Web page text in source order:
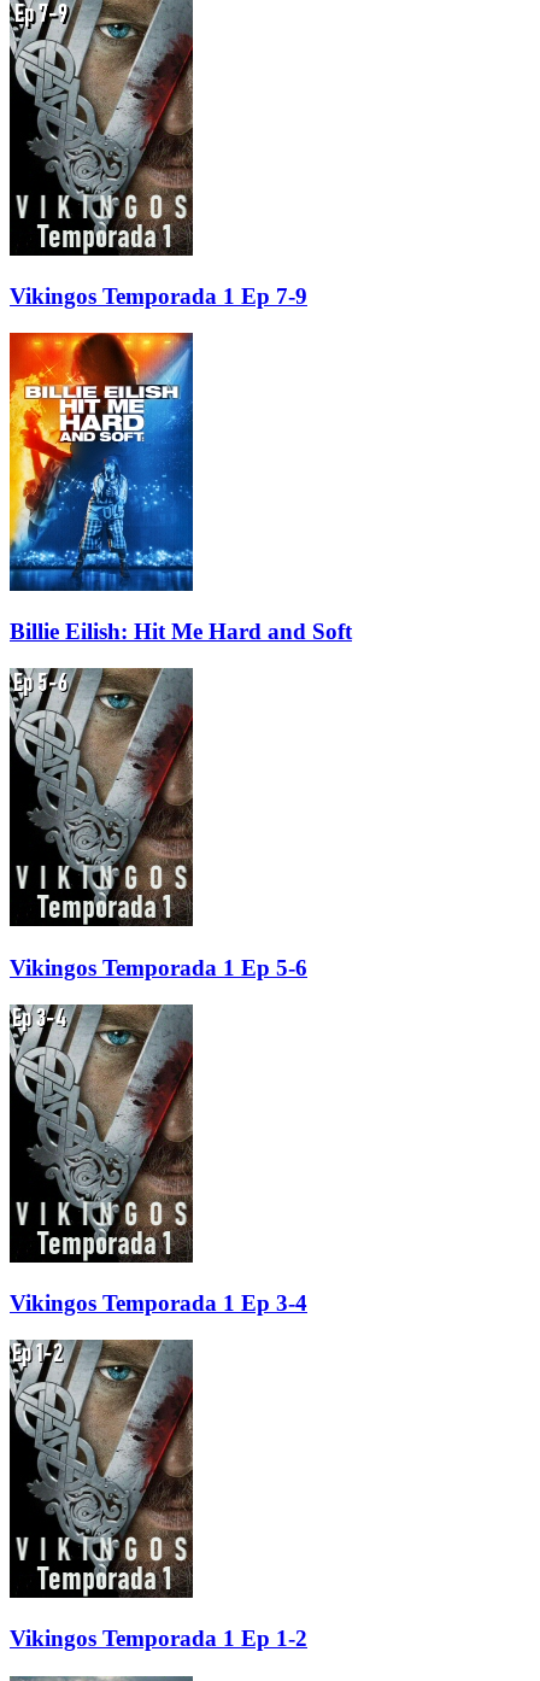
Vikingos Temporada 1 Ep 7-9
Billie Eilish: Hit Me Hard and Soft
Vikingos Temporada 1 Ep 5-6
Vikingos Temporada 1 Ep 3-4
Vikingos Temporada 1 Ep 1-2